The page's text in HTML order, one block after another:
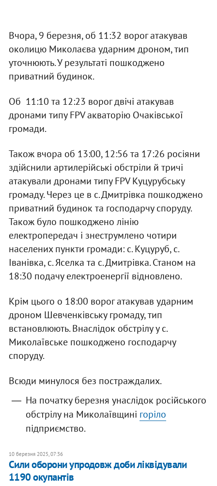
Вчора, 9 березня, об 11:32 ворог атакував
околицю Миколаєва ударним дроном, тип
уточнюють. У результаті пошкоджено
приватний будинок.
Об 11:10 та 12:23 ворог двічі атакував
дронами типу FPV акваторію Очаківської
громади.
Також вчора об 13:00, 12:56 та 17:26 росіяни
здійснили артилерійські обстріли й тричі
атакували дронами типу FPV Куцурубську
громаду. Через це в с. Дмитрівка пошкоджено
приватний будинок та господарчу споруду.
Також було пошкоджено лінію
електропередач і знеструмлено чотири
населених пункти громади: с. Куцуруб, с.
Іванівка, с. Яселка та с. Дмитрівка. Станом на
18:30 подачу електроенергії відновлено.
Крім цього о 18:00 ворог атакував ударним
дроном Шевченківську громаду, тип
встановлюють. Внаслідок обстрілу у с.
Миколаївське пошкоджено господарчу
споруду.
Всюди минулося без постраждалих.
На початку березня унаслідок російського
обстрілу на Миколаївщині горіло
підприємство.
10 березня 2025, 07:36
Сили оборони упродовж доби ліквідували
1190 окупантів